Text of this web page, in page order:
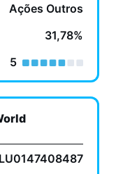
Ações Outros
31,78%
5
LU0147408487